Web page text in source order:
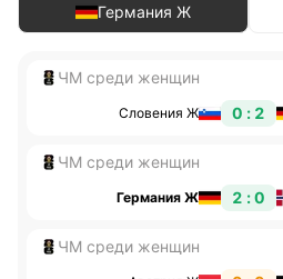
Германия Ж
ЧМ среди женщин
Словения Ж 0 : 2
ЧМ среди женщин
Германия Ж 2 : 0
ЧМ среди женщин